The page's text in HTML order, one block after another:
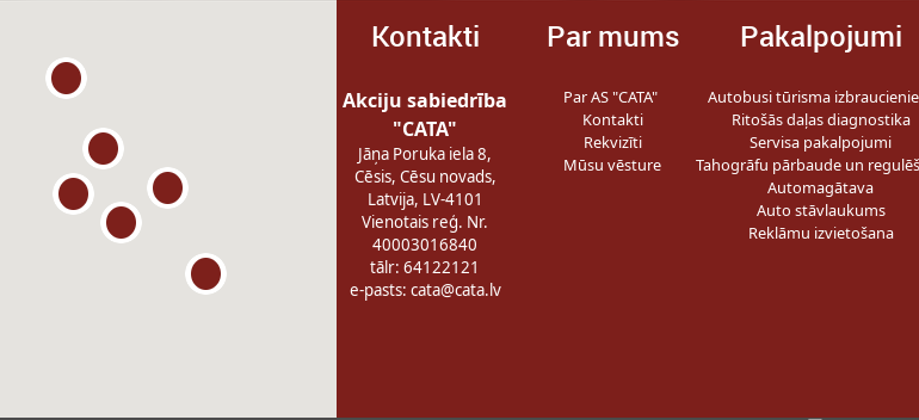
Kontakti
Akciju sabiedrība
"CATA"
Jāņa Poruka iela 8,
Cēsis, Cēsu novads,
Latvija, LV-4101
Vienotais reģ. Nr.
40003016840
tālr: 64122121
e-pasts: cata@cata.lv
Par mums
Par AS "CATA"
Kontakti
Rekvizīti
Mūsu vēsture
Pakalpojumi
Autobusi tūrisma
Ritošās daļas diagnostika
Servisa pakalpojumi
Tahogrāfu pārbaude un
Automagātava
Auto stāvlaukums
Reklāmu izvietošana